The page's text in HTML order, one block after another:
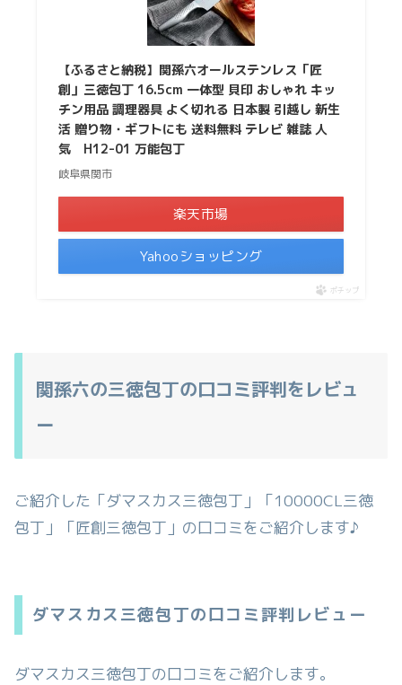
【ふるさと納税】関孫六オールステンレス「匠
創」三徳包丁 16.5cm 一体型 貝印 おしゃれ キッ
チン用品 調理器具 よく切れる 日本製 引越し 新生
活 贈り物・ギフトにも 送料無料 テレビ 雑誌 人
気 H12-01 万能包丁
岐阜県関市
楽天市場
Yahooショッピング
ポチップ
関孫六の三徳包丁の口コミ評判をレビュ
ー
ご紹介した「ダマスカス三徳包丁」「10000CL三徳
包丁」「匠創三徳包丁」の口コミをご紹介します♪
ダマスカス三徳包丁の口コミ評判レビュー
ダマスカス三徳包丁の口コミをご紹介します。